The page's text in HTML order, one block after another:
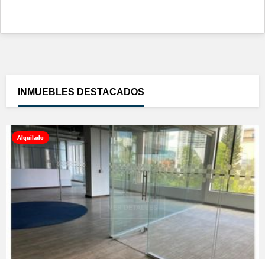
INMUEBLES DESTACADOS
Alquilado
VER DETALLES